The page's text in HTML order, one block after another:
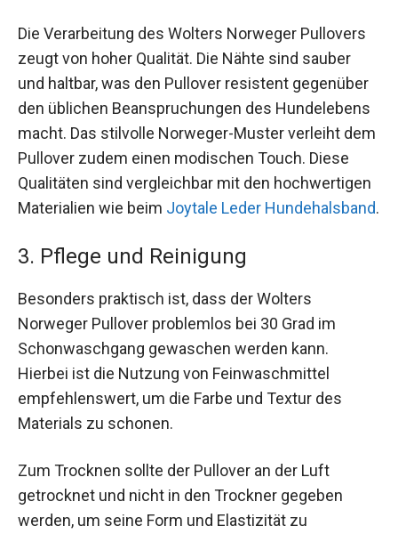
Die Verarbeitung des Wolters Norweger Pullovers
zeugt von hoher Qualität. Die Nähte sind sauber
und haltbar, was den Pullover resistent gegenüber
den üblichen Beanspruchungen des Hundelebens
macht. Das stilvolle Norweger-Muster verleiht dem
Pullover zudem einen modischen Touch. Diese
Qualitäten sind vergleichbar mit den hochwertigen
Materialien wie beim Joytale Leder Hundehalsband.
3. Pflege und Reinigung
Besonders praktisch ist, dass der Wolters
Norweger Pullover problemlos bei 30 Grad im
Schonwaschgang gewaschen werden kann.
Hierbei ist die Nutzung von Feinwaschmittel
empfehlenswert, um die Farbe und Textur des
Materials zu schonen.
Zum Trocknen sollte der Pullover an der Luft
getrocknet und nicht in den Trockner gegeben
werden, um seine Form und Elastizität zu